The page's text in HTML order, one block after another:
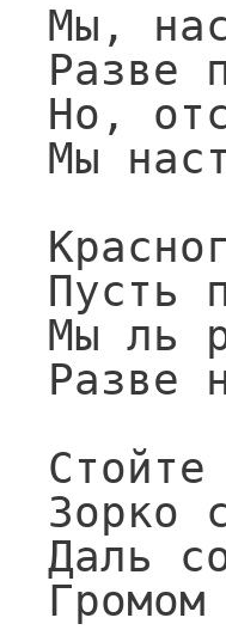
Мы,
Разве
Но,
Мы
Пусть
Мы ль
Разве
Зорко
Даль